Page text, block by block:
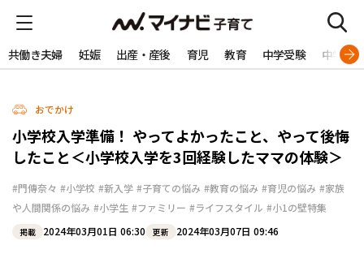
共働き夫婦 妊娠 出産・産後 育児 教育 中学受験 中学生
おでかけ
小学校入学準備！ やってよかったこと、やって後悔
したこと＜小学校入学を3回経験したママの体験＞
#門傳奈々 #小学校 #新入学 #子育ての悩み #教育の悩み #育児の悩み #家族
や人間関係の悩み #小学生 #ファミリー #ライフスタイル #小1の壁特集
掲載 2024年03月01日 06:30 更新 2024年03月07日 09:46